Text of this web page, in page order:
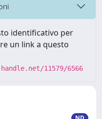
identificativo per
un link a questo
11579/6566